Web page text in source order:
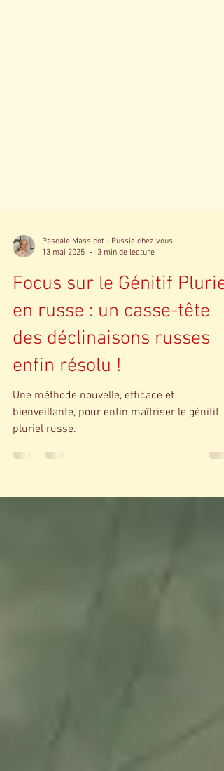
13 mai 2025
3 min de lecture
Focus sur le Génitif Pluriel
en russe : un casse-tête
des déclinaisons russes
enfin résolu !
Une méthode nouvelle, efficace et
bienveillante, pour enfin maîtriser le génitif
pluriel russe.